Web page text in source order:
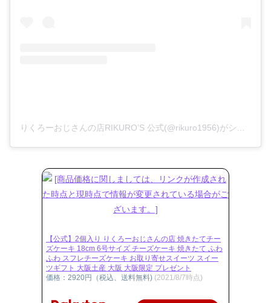
【公式】2個入り りくろーおじさんの店 焼きたてチー
ズケーキ 18cm 6号サイズ チーズケーキ 焼きたて ふわ
ふわ スフレチーズケーキ お取り寄せスイーツ スイー
ツギフト 大阪土産 大阪 大阪限定 プレゼント
価格：2920円（税込、送料無料) (2021/8/7時点)